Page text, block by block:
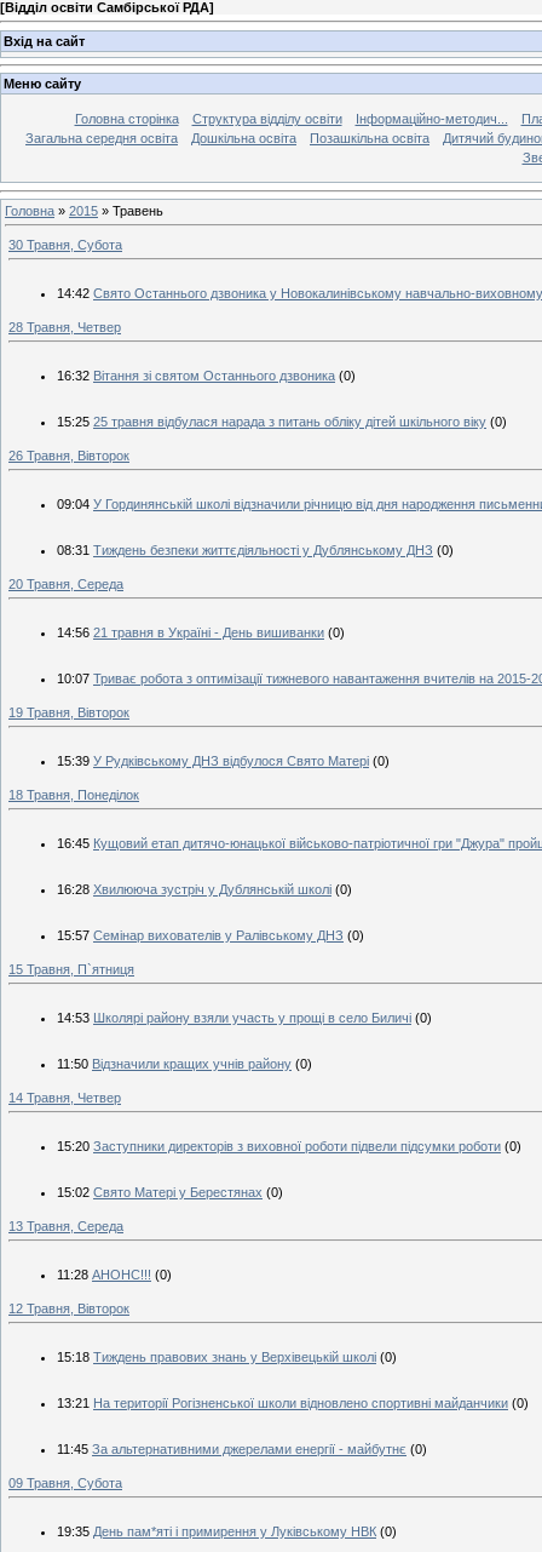
[Відділ освіти Самбірської РДА]
Вхід на сайт
Меню сайту
Головна сторінка Структура відділу освіти Інформаційно-методич...
Загальна середня освіта
Дошкільна освіта Позашкільна освіта
Дитячий
Головна » 2015 » Травень
30 Травня, Субота
14:42 Свято Останнього дзвоника у Новокалинівському навчально-
28 Травня, Четвер
16:32 Вітання зі святом Останнього дзвоника (0)
15:25 25 травня відбулася нарада з питань обліку дітей шкільного віку (0)
26 Травня, Вівторок
09:04 У Гординянській школі відзначили річницю від дня народження
08:31 Тиждень безпеки життєдіяльності у Дублянському ДНЗ (0)
20 Травня, Середа
14:56 21 травня в Україні - День вишиванки (0)
10:07 Триває робота з оптимізації тижневого навантаження вчителів на 2015-
19 Травня, Вівторок
15:39 У Рудківському ДНЗ відбулося Свято Матері (0)
18 Травня, Понеділок
16:45 Кущовий етап дитячо-юнацької військово-патріотичної гри "Джура"
16:28 Хвилююча зустріч у Дублянській школі (0)
15:57 Семінар вихователів у Ралівському ДНЗ (0)
15 Травня, П`ятниця
14:53 Школярі району взяли участь у прощі в село Биличі (0)
11:50 Відзначили кращих учнів району (0)
14 Травня, Четвер
15:20 Заступники директорів з виховної роботи підвели підсумки роботи (0)
15:02 Свято Матері у Берестянах (0)
13 Травня, Середа
11:28 АНОНС!!! (0)
12 Травня, Вівторок
15:18 Тиждень правових знань у Верхівецькій школі (0)
13:21 На території Рогізненської школи відновлено спортивні майданчики (0)
11:45 За альтернативними джерелами енергії - майбутнє (0)
09 Травня, Субота
19:35 День пам*яті і примирення у Луківському НВК (0)